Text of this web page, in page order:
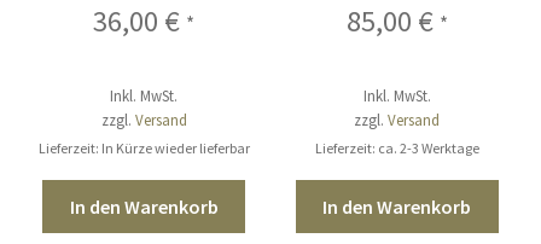
36,00 € *
Inkl. MwSt.
zzgl. Versand
Lieferzeit: In Kürze wieder lieferbar
In den Warenkorb
85,00 € *
Inkl. MwSt.
zzgl.Versand
Lieferzeit: ca. 2-3 Werktage
In den Warenkorb